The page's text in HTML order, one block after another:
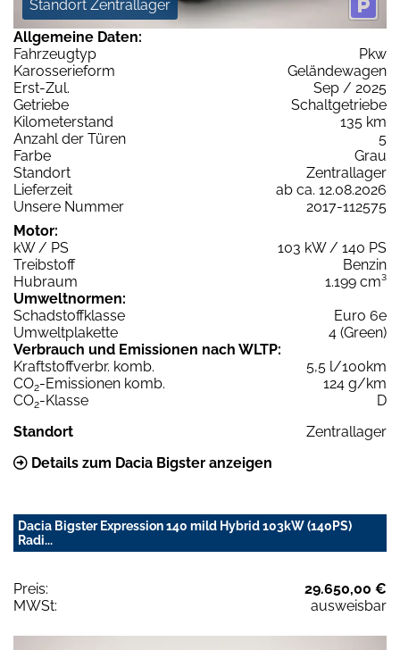
Standort Zentrallager
Allgemeine Daten:
Fahrzeugtyp
Pkw
Karosserieform
Geländewagen
Erst-Zul.
Sep / 2025
Getriebe
Schaltgetriebe
Kilometerstand
135 km
Anzahl der Türen
5
Farbe
Grau
Standort
Zentrallager
Lieferzeit
ab ca. 12.08.2026
Unsere Nummer
2017-112575
Motor:
kW / PS
103 kW / 140 PS
Treibstoff
Benzin
Hubraum
1.199 cm³
Umweltnormen:
Schadstoffklasse
Euro 6e
Umweltplakette
4 (Green)
Verbrauch und Emissionen nach WLTP:
Kraftstoffverbr. komb.
5,5 l/100km
CO2-Emissionen komb.
124 g/km
CO2-Klasse
D
Standort
Zentrallager
Details zum Dacia Bigster anzeigen
Dacia Bigster Expression 140 mild Hybrid 103kW (140PS)
Radi...
Preis:
29.650,00 €
MWSt:
ausweisbar